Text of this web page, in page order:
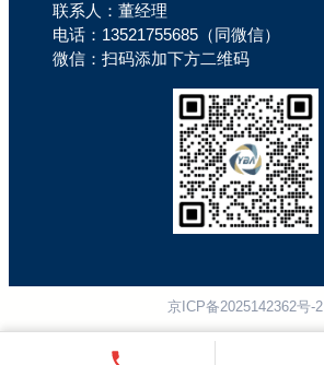
联系人：董经理
电话：13521755685（同微信）
微信：扫码添加下方二维码
京ICP备2025142362号-2